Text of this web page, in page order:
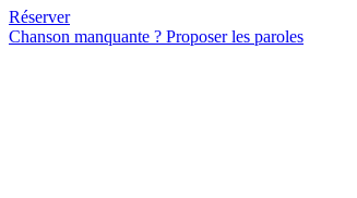
Réserver
Chanson manquante ? Proposer les paroles